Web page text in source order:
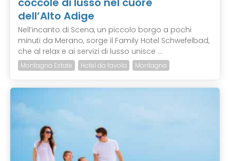
dell’Alto Adige
Nell’incanto di Scena, un piccolo borgo a pochi
minuti da Merano, sorge il Family Hotel Schwefelbad,
che al relax e ai servizi di lusso unisce ...
Montagna Estate Hotel da favola Montagna